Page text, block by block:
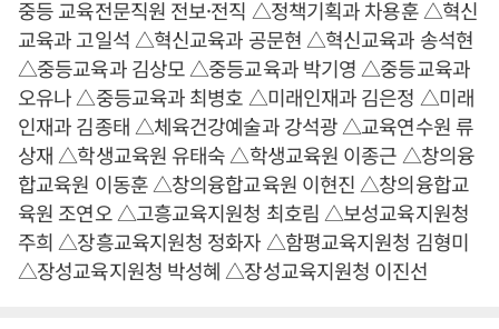
중등 교육전문직원 전보·전직 △정책기획과 차용훈 △혁신
교육과 고일석 △혁신교육과 공문현 △혁신교육과 송석현
△중등교육과 김상모 △중등교육과 박기영 △중등교육과
오유나 △중등교육과 최병호 △미래인재과 김은정 △미래
인재과 김종태 △체육건강예술과 강석광 △교육연수원 류
상재 △학생교육원 유태숙 △학생교육원 이종근 △창의융
합교육원 이동훈 △창의융합교육원 이현진 △창의융합교
육원 조연오 △고흥교육지원청 최호림 △보성교육지원청
주희 △장흥교육지원청 정화자 △함평교육지원청 김형미
△장성교육지원청 박성혜 △장성교육지원청 이진선